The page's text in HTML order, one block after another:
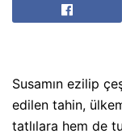
Susamın ezilip
edilen tahin,
tatlılara hem de